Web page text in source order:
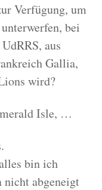
Verfügung, um
bei
aus
Gallia,
wird?
Isle, …
bin ich
nicht abgeneigt